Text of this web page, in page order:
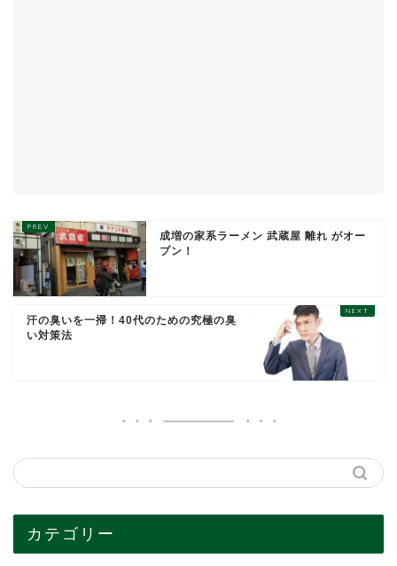
成増の家系ラーメン 武蔵屋 離れ がオー
プン！
汗の臭いを一掃！40代のための究極の臭
い対策法
カテゴリー